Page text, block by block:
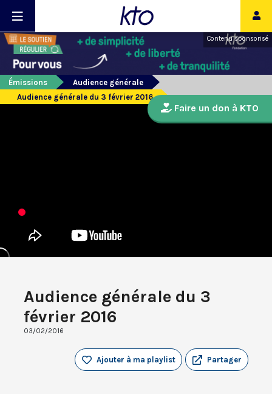
Contenu sponsorisé
Émissions
Audience générale
Audience générale du 3 février 2016
Audience générale du 3
février 2016
03/02/2016
Partager
Ajouter à ma playlist
Faire un don à KTO